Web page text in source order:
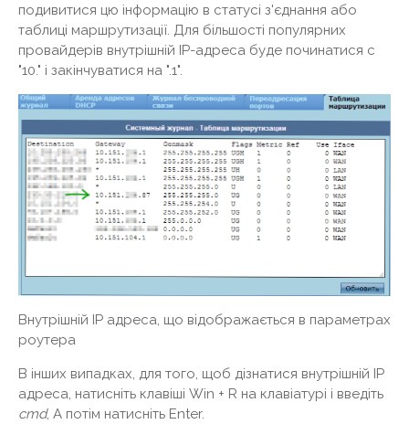
подивитися цю інформацію в статусі з'єднання або
таблиці маршрутизації. Для більшості популярних
провайдерів внутрішній IP-адреса буде починатися c
"10." і закінчуватися на ".1".
Внутрішній IP адреса, що відображається в параметрах
роутера
В інших випадках, для того, щоб дізнатися внутрішній IP
адреса, натисніть клавіші Win + R на клавіатурі і введіть
cmd, А потім натисніть Enter.